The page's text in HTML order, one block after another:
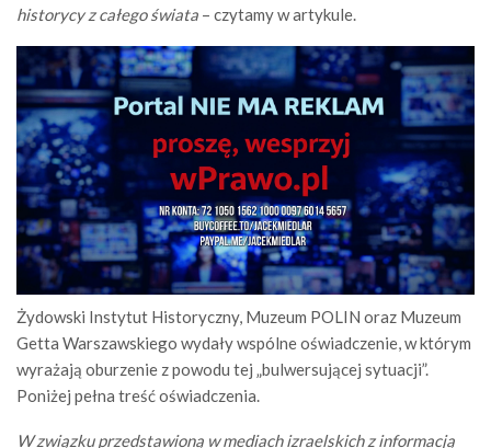
historycy z całego świata – czytamy w artykule.
Żydowski Instytut Historyczny, Muzeum POLIN oraz Muzeum
Getta Warszawskiego wydały wspólne oświadczenie, w którym
wyrażają oburzenie z powodu tej „bulwersującej sytuacji”.
Poniżej pełna treść oświadczenia.
W związku przedstawioną w mediach izraelskich z informacją